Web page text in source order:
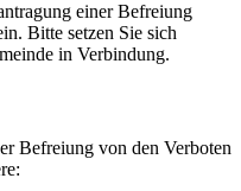
einer Befreiung
Bitte setzen Sie sich
in Verbindung.
Befreiung von den Verboten